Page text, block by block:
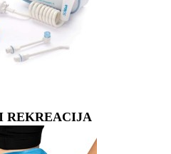
REKREACIJA